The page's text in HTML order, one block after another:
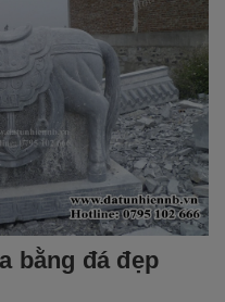
bằng đá đẹp